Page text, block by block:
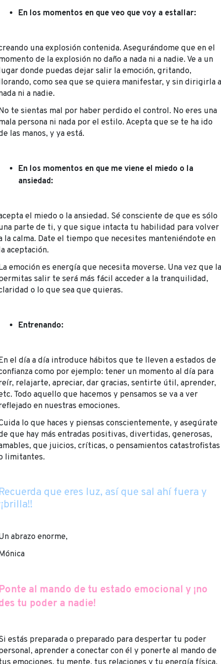
En los momentos en que veo que voy a estallar:
una explosión contenida. Asegurándome que en el
de la explosión no daño a nada ni a nadie. Ve a un
donde puedas dejar salir la emoción, gritando,
como sea que se quiera manifestar, y sin dirigirla a
ni a nadie.
te sientas mal por haber perdido el control. No eres una
persona ni nada por el estilo. Acepta que se te ha ido
las manos, y ya está.
En los momentos en que me viene el miedo o la
ansiedad:
el miedo o la ansiedad. Sé consciente de que es sólo
parte de ti, y que sigue intacta tu habilidad para volver
la calma. Date el tiempo que necesites manteniéndote en
aceptación.
emoción es energía que necesita moverse. Una vez que la
salir te será más fácil acceder a la tranquilidad,
o lo que sea que quieras.
Entrenando:
el día a día introduce hábitos que te lleven a estados de
como por ejemplo: tener un momento al día para
relajarte, apreciar, dar gracias, sentirte útil, aprender,
Todo aquello que hacemos y pensamos se va a ver
en nuestras emociones.
lo que haces y piensas conscientemente, y asegúrate
que hay más entradas positivas, divertidas, generosas,
que juicios, críticas, o pensamientos catastrofistas
limitantes.
que eres luz, así que sal ahí fuera y
abrazo enorme,
al mando de tu estado emocional y ¡no
tu poder a nadie!
estás preparada o preparado para despertar tu poder
aprender a conectar con él y ponerte al mando de